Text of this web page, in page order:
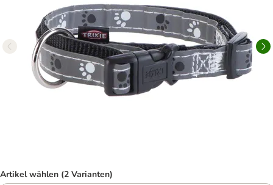
Artikel wählen (2 Varianten)